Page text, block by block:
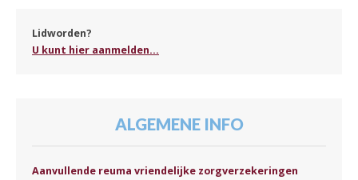
Lidworden?
U kunt hier aanmelden...
ALGEMENE INFO
Aanvullende reuma vriendelijke zorgverzekeringen